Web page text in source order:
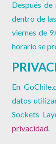
Después
dentro de
viernes de
horario se
En
datos
Sockets
privacidad.